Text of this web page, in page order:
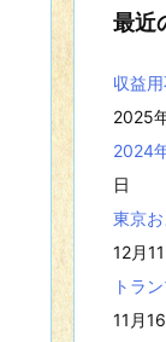
示
最近
収益
2025
2024
日
東京
12月
トラ
11月